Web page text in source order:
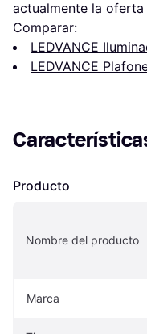
actualmente la oferta
Comparar:
LEDVANCE
LEDVANCE
Producto
Nombre del producto
Marca